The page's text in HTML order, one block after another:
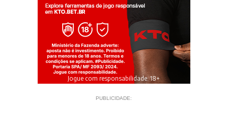
Jogue com responsabilidade. 18+
PUBLICIDADE: